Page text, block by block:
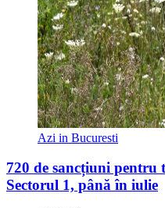
Azi in Bucuresti
720 de sancțiuni pentru
Sectorul 1, până în iulie